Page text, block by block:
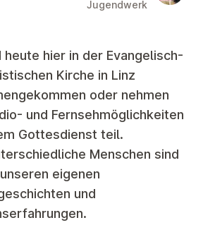
Jugendwerk
heute hier in der Evangelisch-
Kirche in Linz
oder nehmen
und Fernsehmöglichkeiten
Gottesdienst teil.
Menschen sind
eigenen
und